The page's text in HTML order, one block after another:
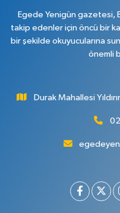
Egede Yenigün gazetesi,
takip edenler için öncü bir
bir şekilde okuyucularına
önemli
Durak Mahallesi